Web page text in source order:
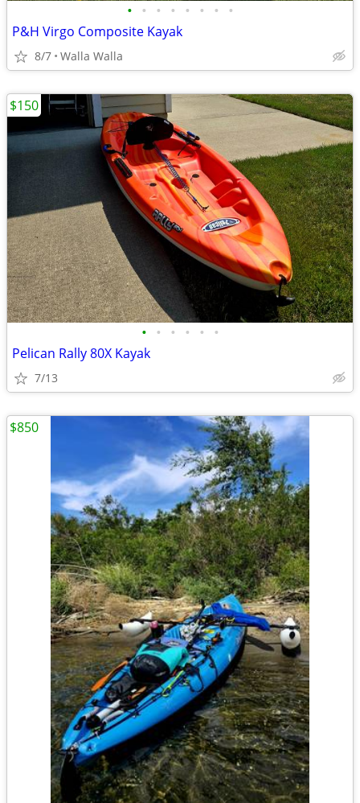
• • • • • • • •
P&H Virgo Composite Kayak
8/7 Walla Walla
• • • • • •
Pelican Rally 80X Kayak
7/13
$150
$850